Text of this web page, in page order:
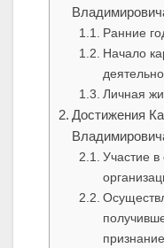
Ранние
Начало
Личная
Достижения
Участие в
признание